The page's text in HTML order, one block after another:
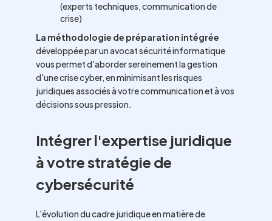
(experts techniques, communication de
crise)
La méthodologie de préparation intégrée
développée par un avocat sécurité informatique
vous permet d'aborder sereinement la gestion
d'une crise cyber, en minimisant les risques
juridiques associés à votre communication et à vos
décisions sous pression.
Intégrer l'expertise juridique
à votre stratégie de
cybersécurité
L'évolution du cadre juridique en matière de